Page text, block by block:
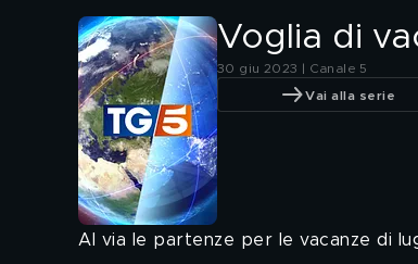
Voglia di
30 giu 2023 | Canale 5
Vai alla serie
Al via le partenze per le vacanze di